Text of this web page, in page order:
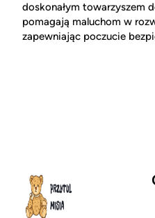
doskonałym towarzyszem
pomagają maluchom w
zapewniając poczucie